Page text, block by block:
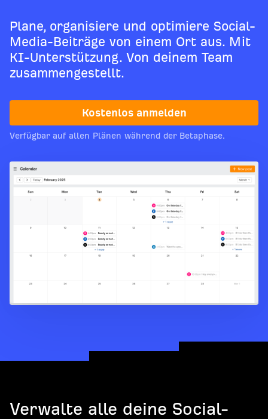
Plane, organisiere und optimiere Social-
Media-Beiträge von einem Ort aus. Mit
KI-Unterstützung. Von deinem Team
zusammengestellt.
Kostenlos anmelden
Verfügbar auf allen Plänen während der Betaphase.
Verwalte alle deine Social-